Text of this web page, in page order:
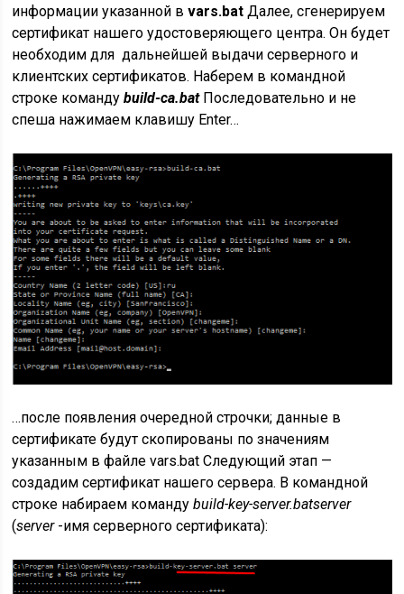
информации указанной в vars.batДалее, сгенерируем
сертификат нашего удостоверяющего центра. Он будет
необходим для дальнейшей выдачи серверного и
клиентских сертификатов. Наберем в командной
строке командуbuild-ca.bat Последовательно и не
спеша нажимаем клавишу Enter…
…после появления очередной строчки; данные в
сертификате будут скопированы по значениям
указанным в файле vars.bat Следующий этап —
создадим сертификат нашего сервера. В командной
строке набираем командуbuild-key-server.batserver
(server-имя серверного сертификата):